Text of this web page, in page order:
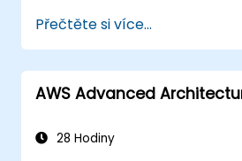
škálovatelné, vysoce
systémy.
Realizovat a spravovat
do i ze služeb AWS.
účelem efektivního
Přečtěte si více...
AWS Advanced
28 Hodiny